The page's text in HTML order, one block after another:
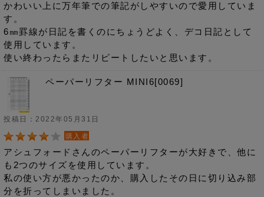
かわいい上に万年筆での筆記がしやすいので愛用していま
す。
6㎜罫線が日記を書くのにちょうどよく、デコ日記として
使用しています。
使い終わったらまたリピートしたいと思います。
ペーパーリフター MINI6[0069]
投稿日：2022年05月31日
購入者
アシュフォードさんのペーパーリフターが大好きで、他に
も2つのサイズを使用しています。
私の使い方が悪かったのか、購入したその日に切り込み部
分を折ってしまいました。